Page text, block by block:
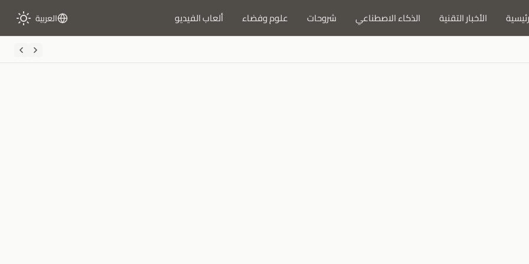
الأخبار التقنية الذكاء الاصطناعي شروحات علوم وفضاء ألعاب الفيديو العربية